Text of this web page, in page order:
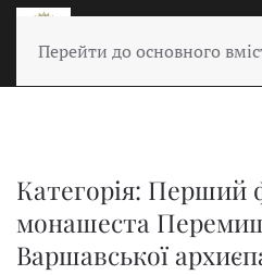
Перейти до основного
Категорія: Перший
монашеста
Варшавської